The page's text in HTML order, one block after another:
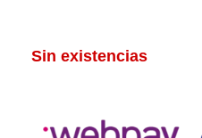
Sin existencias